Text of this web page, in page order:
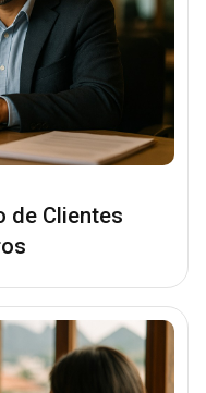
de Clientes